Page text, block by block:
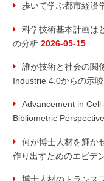
ン歩いて学ぶ都市経済
科学技術基本計画は
の分析 2026-05-15
誰が技術と社会の関
Industrie 4.0からの示唆
Advancement in
Bibliometric Perspective
何が博士人材を輝か
作り出すためのエビデ